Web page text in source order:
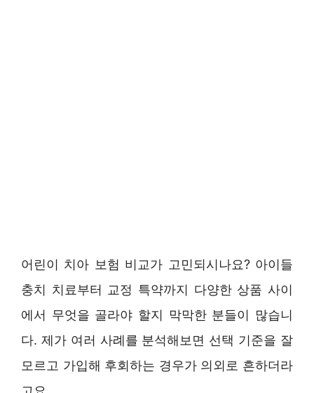
어린이 치아 보험 비교가 고민되시나요? 아이들
충치 치료부터 교정 특약까지 다양한 상품 사이
에서 무엇을 골라야 할지 막막한 분들이 많습니
다. 제가 여러 사례를 분석해보면 선택 기준을 잘
모르고 가입해 후회하는 경우가 의외로 흔하더라